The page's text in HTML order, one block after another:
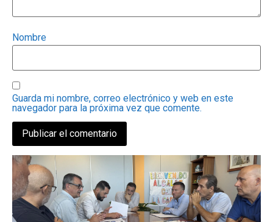
Nombre
Guarda mi nombre, correo electrónico y web en este
navegador para la próxima vez que comente.